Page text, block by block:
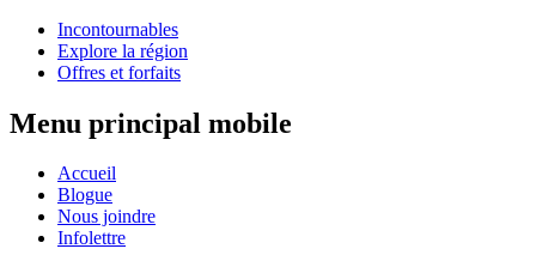
Incontournables
Explore la région
Offres et forfaits
Menu principal mobile
Accueil
Blogue
Nous joindre
Infolettre